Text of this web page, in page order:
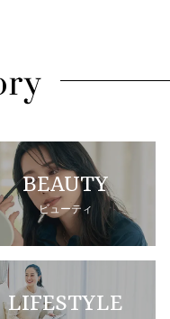
BEAUTY
ビューティ
LIFESTYLE